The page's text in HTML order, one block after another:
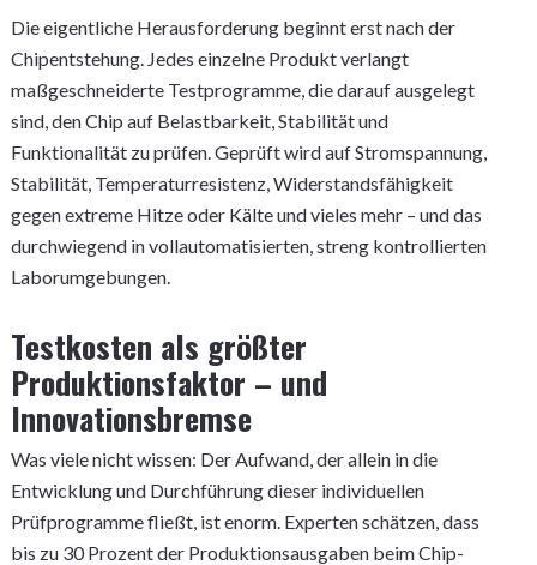
Die eigentliche Herausforderung beginnt erst nach der
Chipentstehung. Jedes einzelne Produkt verlangt
maßgeschneiderte Testprogramme, die darauf ausgelegt
sind, den Chip auf Belastbarkeit, Stabilität und
Funktionalität zu prüfen. Geprüft wird auf Stromspannung,
Stabilität, Temperaturresistenz, Widerstandsfähigkeit
gegen extreme Hitze oder Kälte und vieles mehr – und das
durchwiegend in vollautomatisierten, streng kontrollierten
Laborumgebungen.
Testkosten als größter
Produktionsfaktor – und
Innovationsbremse
Was viele nicht wissen: Der Aufwand, der allein in die
Entwicklung und Durchführung dieser individuellen
Prüfprogramme fließt, ist enorm. Experten schätzen, dass
bis zu 30 Prozent der Produktionsausgaben beim Chip-